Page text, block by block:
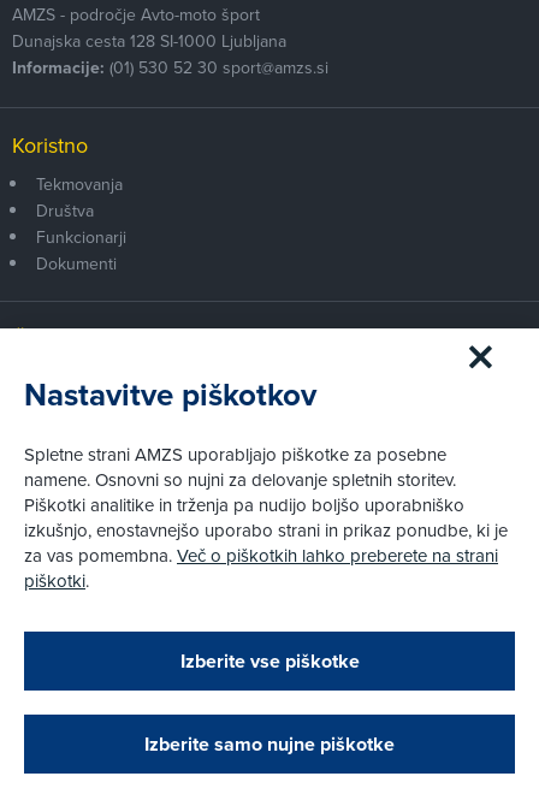
Zapri
Podarjamo vam 10 €!
Obstoječi in novi AMZS člani, ki boste v AMZS
opravili registracijo vozila, boste prejeli
vrednostno darilno kartico z dobroimetjem v višini
AMZS - področje Avto-moto šport
Dunajska cesta 128 SI-1000 Ljubljana
Informacije: (01) 530 52 30 sport@amzs.si
Koristno
Tekmovanja
Društva
Funkcionarji
Dokumenti
Postanite član AMZS
Zakaj (p)ostati član?
Kako vam pomagamo
Pravni vidiki
Piškotki
Pravno obvestilo
Pri spletni včlanitvi so podprta naslednja plačilna sredstva:
Nastavitve piškotkov
Spletne strani AMZS uporabljajo piškotke za posebne
namene. Osnovni so nujni za delovanje spletnih storitev.
Piškotki analitike in trženja pa nudijo boljšo uporabniško
izkušnjo, enostavnejšo uporabo strani in prikaz ponudbe, ki je
za vas pomembna.Več o piškotkih lahko preberete na strani
piškotki.
Izberite vse piškotke
Izberite samo nujne piškotke